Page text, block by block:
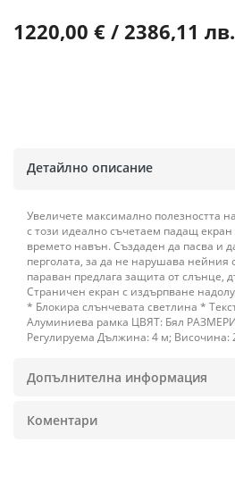
1220,00 € / 2386,11 лв.
Детайлно описание
Увеличете максимално полезността
с този идеално съчетаем падащ екран
времето навън. Създаден да пасва и
перголата, за да не нарушава нейния
параван предлага защита от слънце,
Страничен екран с издърпване
* Блокира слънчевата светлина *
Алуминиева рамка ЦВЯТ: Бял
Регулируема Дължина: 4 м; Височина:
Допълнителна информация
Коментари